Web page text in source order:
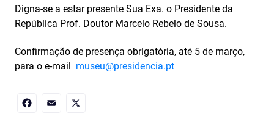
Digna-se a estar presente Sua Exa. o Presidente da
República Prof. Doutor Marcelo Rebelo de Sousa.
Confirmação de presença obrigatória, até 5 de março,
para o e-mail
museu@presidencia.pt